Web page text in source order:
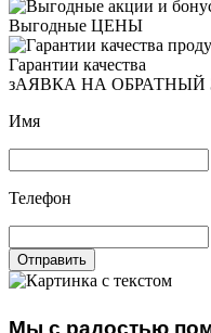
Выгодные ЦЕНЫ
Гарантии качества
зАЯВКА НА ОБРАТНЫЙ
Имя
Телефон
Отправить
Мы с радостью